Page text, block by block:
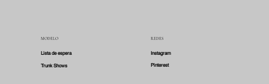
MODELO
Lista de espera
Trunk Shows
REDES
Instagram
Pinterest